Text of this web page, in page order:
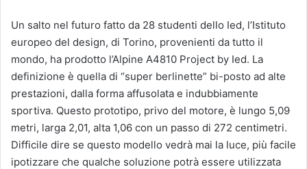
Un salto nel futuro fatto da 28 studenti dello Ied, l’Istituto
europeo del design, di Torino, provenienti da tutto il
mondo, ha prodotto l’Alpine A4810 Project by Ied. La
definizione è quella di “super berlinette” bi-posto ad alte
prestazioni, dalla forma affusolata e indubbiamente
sportiva. Questo prototipo, privo del motore, è lungo 5,09
metri, larga 2,01, alta 1,06 con un passo di 272 centimetri.
Difficile dire se questo modello vedrà mai la luce, più facile
ipotizzare che qualche soluzione potrà essere utilizzata